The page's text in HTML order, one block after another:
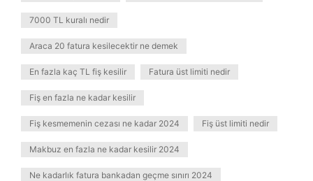
7000 TL kuralı nedir
Araca 20 fatura kesilecektir ne demek
En fazla kaç TL fiş kesilir Fatura üst limiti nedir
Fiş en fazla ne kadar kesilir
Fiş kesmemenin cezası ne kadar 2024 Fiş üst limiti nedir
Makbuz en fazla ne kadar kesilir 2024
Ne kadarlık fatura bankadan geçme sınırı 2024